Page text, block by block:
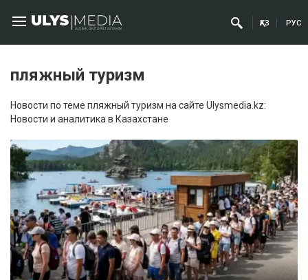
ҚАЗ РУС
пляжный туризм
Новости по теме пляжный туризм на сайте Ulysmedia.kz:
Новости и аналитика в Казахстане